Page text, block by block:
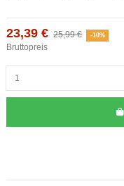
23,39 € 25,99 € -10%
Bruttopreis